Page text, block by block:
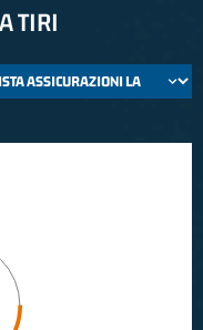
TIRI